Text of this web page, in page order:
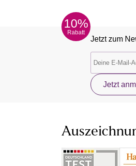
10%
Rabatt
Jetzt zum
Jetzt